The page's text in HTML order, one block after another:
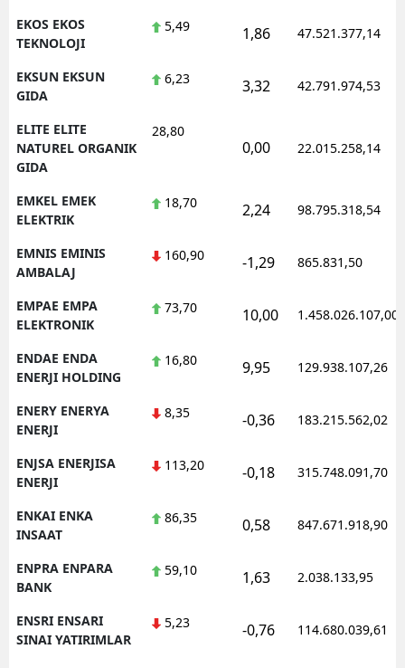
EKOS EKOS
TEKNOLOJI
5,49 1,86 47.521.377,14
EKSUN EKSUN
GIDA
6,23 3,32 42.791.974,53
ELITE ELITE
NATUREL ORGANIK
GIDA
28,80
0,00 22.015.258,14
EMKEL EMEK
ELEKTRIK
18,70 2,24 98.795.318,54
EMNIS EMINIS
AMBALAJ
160,90 -1,29 865.831,50
EMPAE EMPA
ELEKTRONIK
73,70 10,00 1.458.026.107,00
ENDAE ENDA
ENERJI HOLDING
16,80 9,95 129.938.107,26
ENERY ENERYA
ENERJI
8,35 -0,36 183.215.562,02
ENJSA ENERJISA
ENERJI
113,20 -0,18 315.748.091,70
ENKAI ENKA
INSAAT
86,35 0,58 847.671.918,90
ENPRA ENPARA
BANK
59,10 1,63 2.038.133,95
ENSRI ENSARI
SINAI YATIRIMLAR
5,23 -0,76 114.680.039,61